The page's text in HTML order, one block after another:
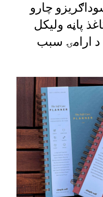
چارو
پاڼه وليکل
ارامۍ سبب